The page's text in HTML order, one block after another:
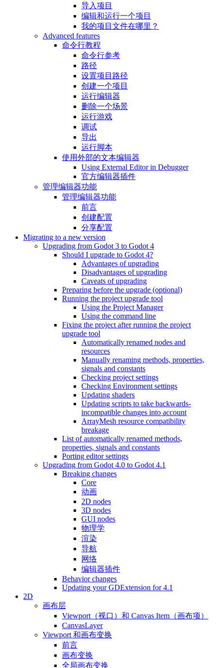
导入项目
编辑和运行一个项目
我的项目文件在哪里？
Advanced features
命令行教程
命令行参考
路径
设置项目路径
创建一个项目
运行编辑器
删除一个场景
运行游戏
调试
导出
运行脚本
使用外部的文本编辑器
Using External Editor in Debugger
官方编辑器插件
管理编辑器功能
管理编辑器功能
前言
创建配置
分享配置
Migrating to a new version
Upgrading from Godot 3 to Godot 4
Should I upgrade to Godot 4?
Advantages of upgrading
Disadvantages of upgrading
Caveats of upgrading
Preparing before the upgrade (optional)
Running the project upgrade tool
Using the Project Manager
Using the command line
Fixing the project after running the project
upgrade tool
Automatically renamed nodes and
resources
Manually renaming methods, properties,
signals and constants
Checking project settings
Checking Environment settings
Updating shaders
Updating scripts to take backwards-
incompatible changes into account
ArrayMesh resource compatibility
breakage
List of automatically renamed methods,
properties, signals and constants
Porting editor settings
Upgrading from Godot 4.0 to Godot 4.1
Breaking changes
Core
动画
2D nodes
3D nodes
GUI nodes
物理学
渲染
导航
网络
编辑器插件
Behavior changes
Updating your GDExtension for 4.1
2D
画布层
Viewport（视口）和 Canvas Item（画布项）
CanvasLayer
Viewport 和画布变换
前言
画布变换
全局画布变换